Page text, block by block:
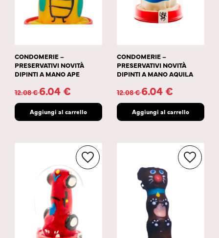
CONDOMERIE –
PRESERVATIVI NOVITÀ
DIPINTI A MANO APE
12.08€ 6.04€
Aggiungi al carrello
CONDOMERIE –
PRESERVATIVI NOVITÀ
DIPINTI A MANO AQUILA
12.08€ 6.04€
Aggiungi al carrello